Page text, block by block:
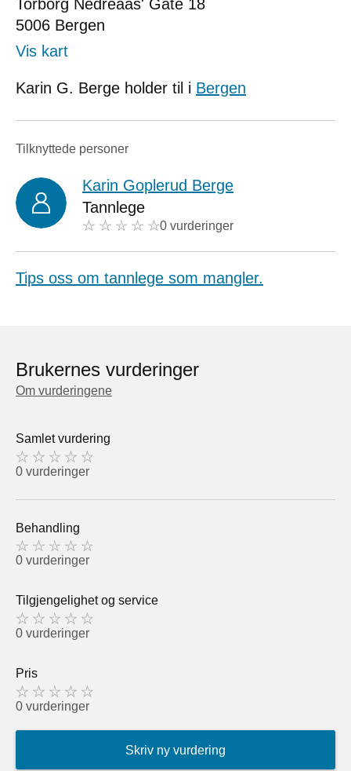
Torborg Nedreaas' Gate 18
5006 Bergen
Vis kart
Karin G. Berge holder til i Bergen
Tilknyttede personer
Karin Goplerud Berge
Tannlege
0 vurderinger
Tips oss om tannlege som mangler.
Brukernes vurderinger
Om vurderingene
Samlet vurdering
0 vurderinger
Behandling
0 vurderinger
Tilgjengelighet og service
0 vurderinger
Pris
0 vurderinger
Skriv ny vurdering